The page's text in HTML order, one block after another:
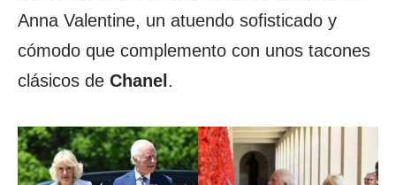
Anna Valentine, un atuendo sofisticado y
cómodo que complemento con unos tacones
clásicos de Chanel.